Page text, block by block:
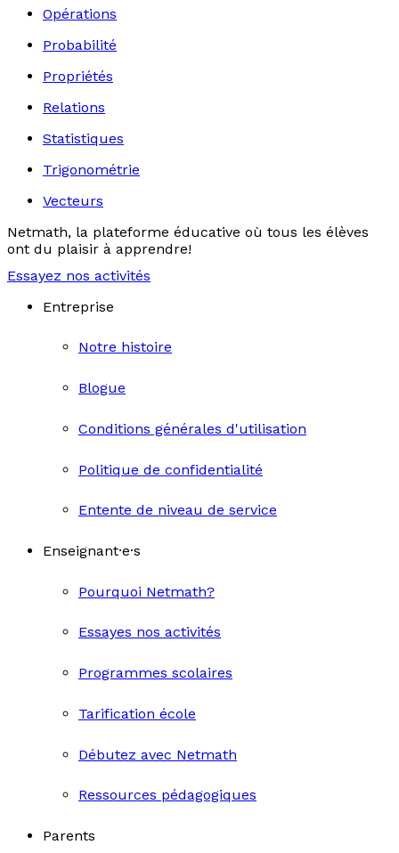
Opérations
Probabilité
Propriétés
Relations
Statistiques
Trigonométrie
Vecteurs
Netmath, la plateforme éducative où tous les élèves
ont du plaisir à apprendre!
Essayez nos activités
Entreprise
Notre histoire
Blogue
Conditions générales d'utilisation
Politique de confidentialité
Entente de niveau de service
Enseignant·e·s
Pourquoi Netmath?
Essayes nos activités
Programmes scolaires
Tarification école
Débutez avec Netmath
Ressources pédagogiques
Parents